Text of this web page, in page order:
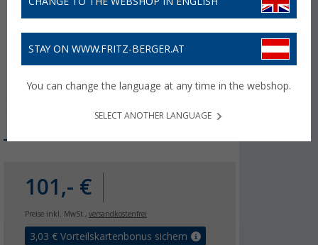
101,- €
Preise inkl. MwSt., versandkostenfrei
3,03 € Vorteilskartenbonus sichern
STAY ON WWW.FRITZ-BERGER.AT
You can change the language at any time in the webshop.
SELECT ANOTHER LANGUAGE